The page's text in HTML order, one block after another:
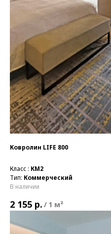
Ковролин LIFE 800
Класс : КМ2
Тип: Коммерческий
В наличии
2 155 р. / 1 м²